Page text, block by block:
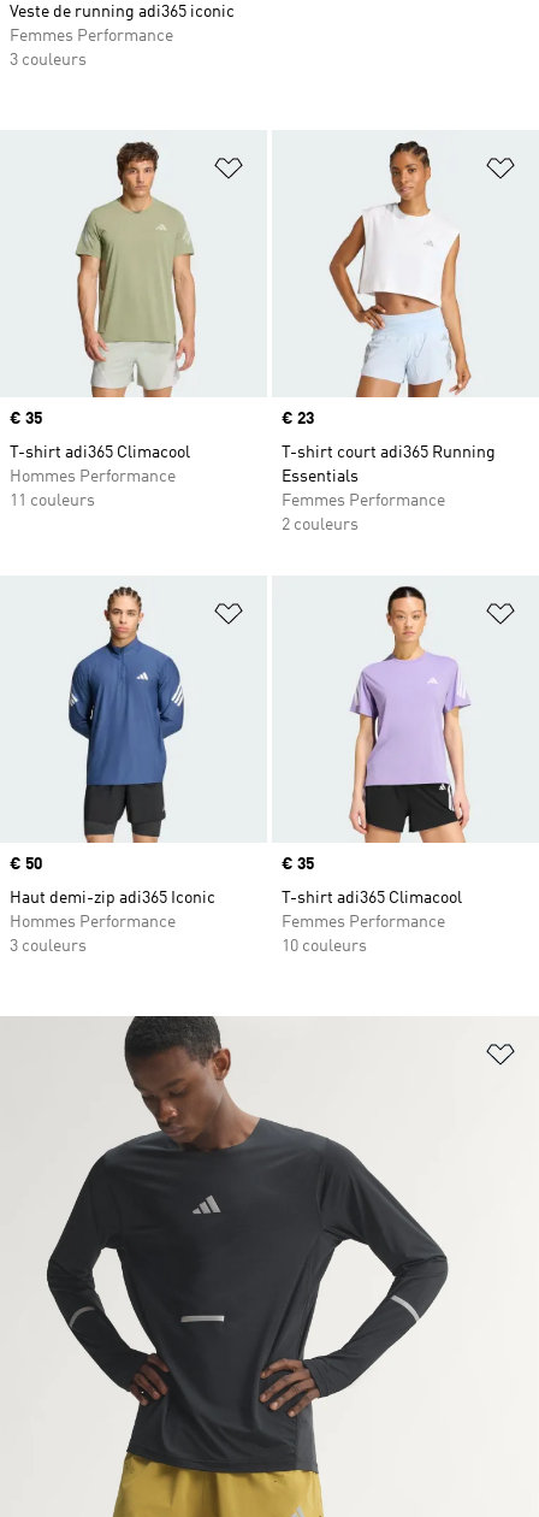
Ajouter à la Liste de produits
Prix
€ 35
T-shirt adi365 Climacool
Hommes Performance
11 couleurs
Prix
€ 23
T-shirt court adi365 Running
Essentials
Femmes Performance
2 couleurs
Ajouter à la Liste de produits
Prix
€ 50
Haut demi-zip adi365 Iconic
Hommes Performance
3 couleurs
Prix
€ 35
T-shirt adi365 Climacool
Femmes Performance
10 couleurs
Veste de running adi365 iconic
Femmes Performance
3 couleurs